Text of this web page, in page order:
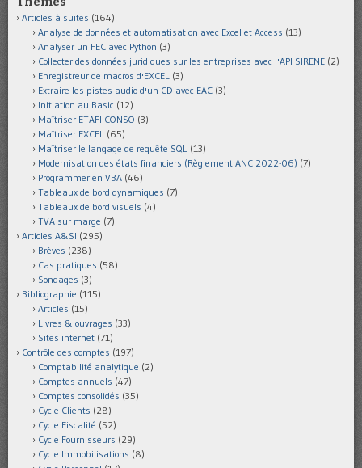
Articles à suites (164)
Analyse de données et automatisation avec Excel et Access (13)
Analyser un FEC avec Python (3)
Collecter des données juridiques sur les entreprises avec l'API SIRENE (2)
Enregistreur de macros d'EXCEL (3)
Extraire les pistes audio d'un CD avec EAC (3)
Initiation au Basic (12)
Maîtriser ETAFI CONSO (3)
Maîtriser EXCEL (65)
Maîtriser le langage de requête SQL (13)
Modernisation des états financiers (Règlement ANC 2022-06) (7)
Programmer en VBA (46)
Tableaux de bord dynamiques (7)
Tableaux de bord visuels (4)
TVA sur marge (7)
Articles A&SI (295)
Brèves (238)
Cas pratiques (58)
Sondages (3)
Bibliographie (115)
Articles (15)
Livres & ouvrages (33)
Sites internet (71)
Contrôle des comptes (197)
Comptabilité analytique (2)
Comptes annuels (47)
Comptes consolidés (35)
Cycle Clients (28)
Cycle Fiscalité (52)
Cycle Fournisseurs (29)
Cycle Immobilisations (8)